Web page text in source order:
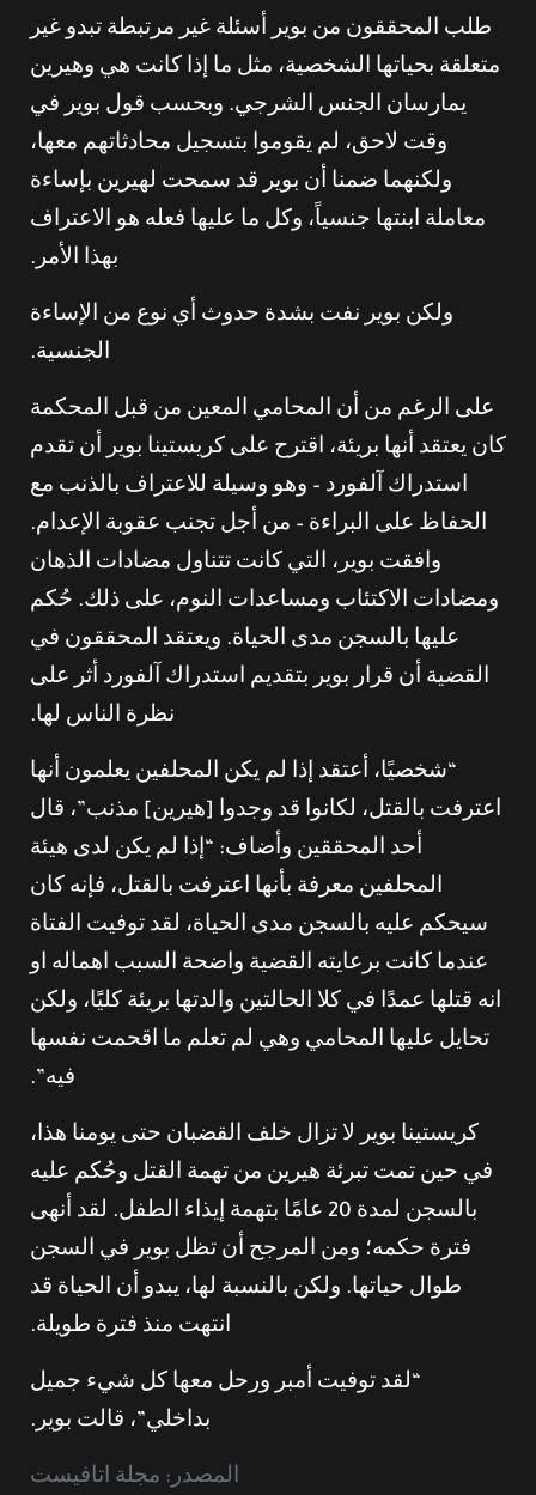
طلب المحققون من بوير أسئلة غير مرتبطة تبدو غير
متعلقة بحياتها الشخصية، مثل ما إذا كانت هي وهيرين
يمارسان الجنس الشرجي. وبحسب قول بوير في
وقت لاحق، لم يقوموا بتسجيل محادثاتهم معها،
ولكنهما ضمنا أن بوير قد سمحت لهيرين بإساءة
معاملة ابنتها جنسياً، وكل ما عليها فعله هو الاعتراف
بهذا الأمر.
ولكن بوير نفت بشدة حدوث أي نوع من الإساءة
الجنسية.
على الرغم من أن المحامي المعين من قبل المحكمة
كان يعتقد أنها بريئة، اقترح على كريستينا بوير أن تقدم
استدراك آلفورد – وهو وسيلة للاعتراف بالذنب مع
الحفاظ على البراءة – من أجل تجنب عقوبة الإعدام.
وافقت بوير، التي كانت تتناول مضادات الذهان
ومضادات الاكتئاب ومساعدات النوم، على ذلك. حُكم
عليها بالسجن مدى الحياة. ويعتقد المحققون في
القضية أن قرار بوير بتقديم استدراك آلفورد أثر على
نظرة الناس لها.
“شخصيًا، أعتقد إذا لم يكن المحلفين يعلمون أنها
اعترفت بالقتل، لكانوا قد وجدوا [هيرين] مذنب”، قال
أحد المحققين وأضاف: “إذا لم يكن لدى هيئة
المحلفين معرفة بأنها اعترفت بالقتل، فإنه كان
سيحكم عليه بالسجن مدى الحياة، لقد توفيت الفتاة
عندما كانت برعايته القضية واضحة السبب اهماله او
انه قتلها عمدًا في كلا الحالتين والدتها بريئة كليًا، ولكن
تحايل عليها المحامي وهي لم تعلم ما اقحمت نفسها
فيه”.
كريستينا بوير لا تزال خلف القضبان حتى يومنا هذا،
في حين تمت تبرئة هيرين من تهمة القتل وحُكم عليه
بالسجن لمدة 20 عامًا بتهمة إيذاء الطفل. لقد أنهى
فترة حكمه؛ ومن المرجح أن تظل بوير في السجن
طوال حياتها. ولكن بالنسبة لها، يبدو أن الحياة قد
انتهت منذ فترة طويلة.
“لقد توفيت أمبر ورحل معها كل شيء جميل
بداخلي”، قالت بوير.
المصدر: مجلة اتافيست